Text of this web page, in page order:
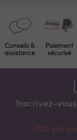
Conseils &
assistance
Paiement
sécurisé
Inscrivez-
-10% sur